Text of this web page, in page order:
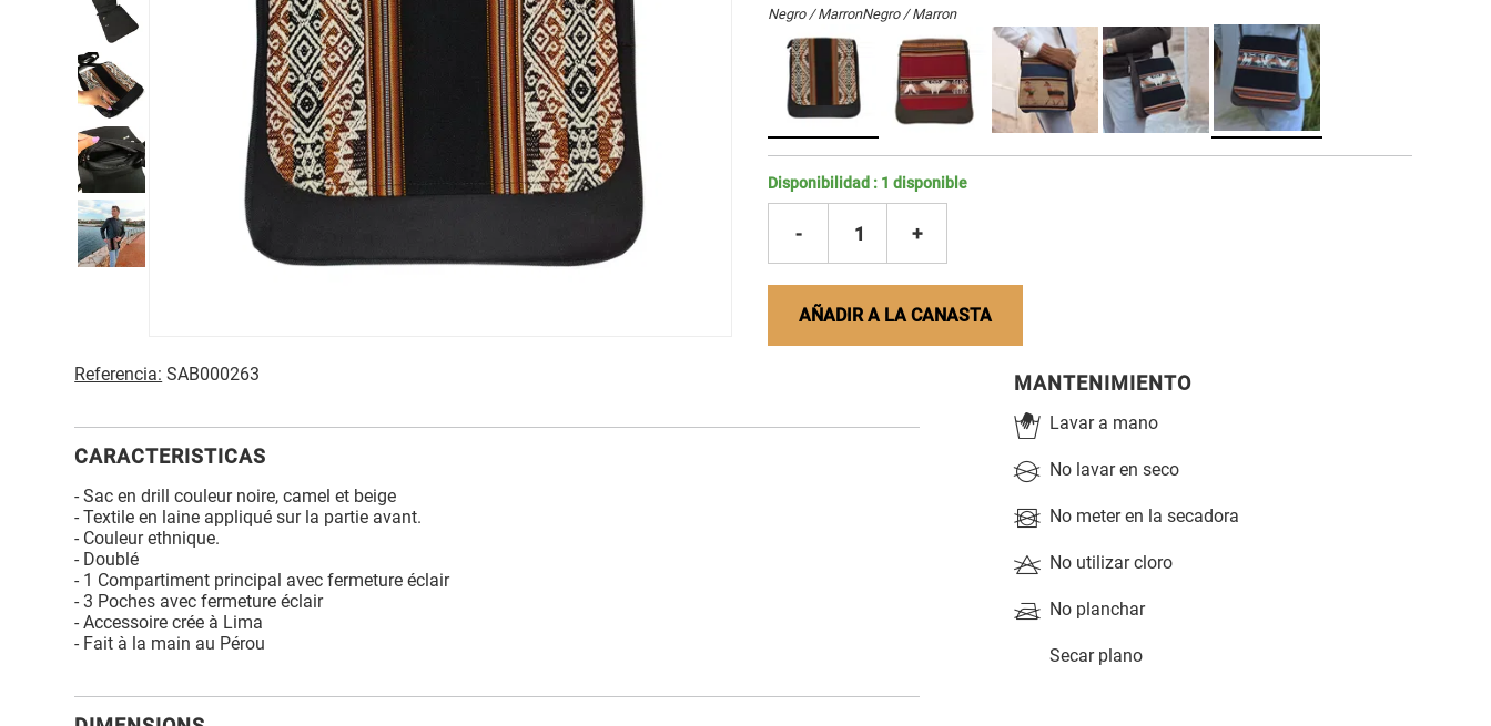
Negro / MarronNegro / Marron
Disponibilidad : 1 disponible
- 1 +
AÑADIR A LA CANASTA
Referencia: SAB000263
CARACTERISTICAS
- Sac en drill couleur noire, camel et beige
- Textile en laine appliqué sur la partie avant.
- Couleur ethnique.
- Doublé
- 1 Compartiment principal avec fermeture éclair
- 3 Poches avec fermeture éclair
- Accessoire crée à Lima
- Fait à la main au Pérou
MANTENIMIENTO
Lavar a mano
No lavar en seco
No meter en la secadora
No utilizar cloro
No planchar
Secar plano